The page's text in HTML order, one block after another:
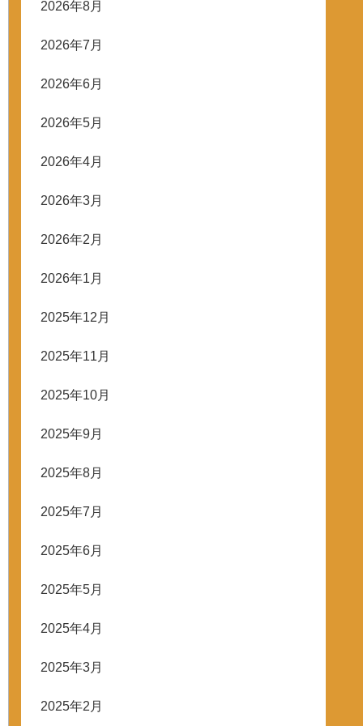
2026年8月
2026年7月
2026年6月
2026年5月
2026年4月
2026年3月
2026年2月
2026年1月
2025年12月
2025年11月
2025年10月
2025年9月
2025年8月
2025年7月
2025年6月
2025年5月
2025年4月
2025年3月
2025年2月